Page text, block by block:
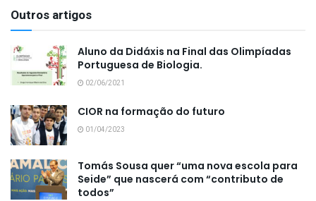
Outros artigos
Aluno da Didáxis na Final das Olimpíadas
Portuguesa de Biologia.
02/06/2021
CIOR na formação do futuro
01/04/2023
Tomás Sousa quer “uma nova escola para
Seide” que nascerá com “contributo de
todos”